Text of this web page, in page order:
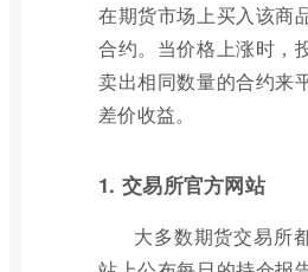
在期货市场上买入该商
合约。当价格上涨时，
卖出相同数量的合约来
差价收益。
1. 交易所官方网站
大多数期货交易所